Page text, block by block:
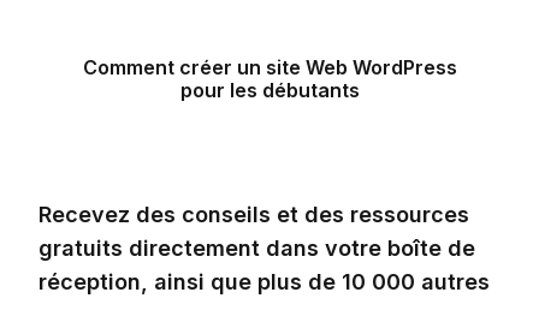
Comment créer un site Web WordPress
pour les débutants
Recevez des conseils et des ressources
gratuits directement dans votre boîte de
réception, ainsi que plus de 10 000 autres